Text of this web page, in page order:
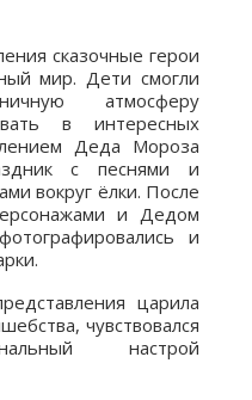
сказочные герои
мир. Дети смогли
атмосферу
в интересных
Деда Мороза
с песнями и
вокруг ёлки. После
и Дедом
и
царила
чувствовался
настрой